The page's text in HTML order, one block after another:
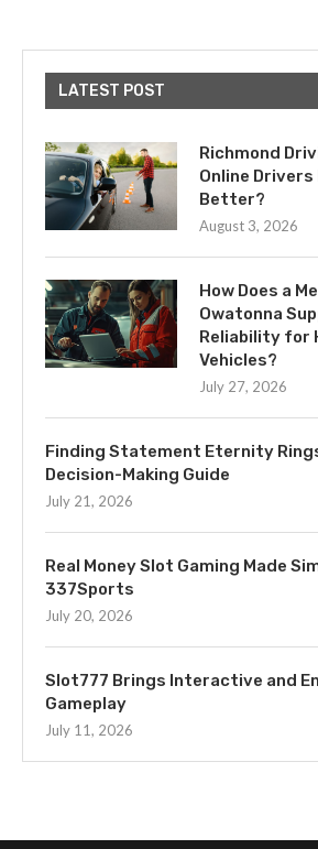
LATEST POST
Richmond
Online Drivers
Better?
August 3, 2026
How Does a
Owatonna
Reliability for
Vehicles?
July 27, 2026
Finding Statement Eternity
Decision-Making Guide
July 21, 2026
Real Money Slot Gaming Made
337Sports
July 20, 2026
Slot777 Brings Interactive and
Gameplay
July 11, 2026